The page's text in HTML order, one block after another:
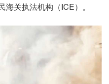
关执法机构（ICE）。